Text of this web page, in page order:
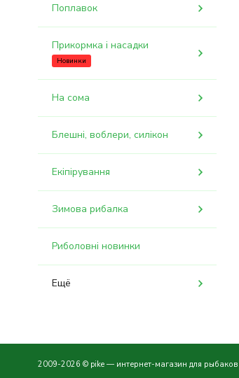
Поплавок
Прикормка і насадки
Новинки
На сома
Блешні, воблери, силікон
Екіпірування
Зимова рибалка
Риболовні новинки
Ещё
2009-2026 © pike — интернет-магазин для рыбаков